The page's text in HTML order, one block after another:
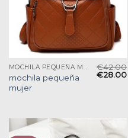
MOCHILA PEQUEÑA MUJER
mochila pequeña
mujer
€42.00
€28.00